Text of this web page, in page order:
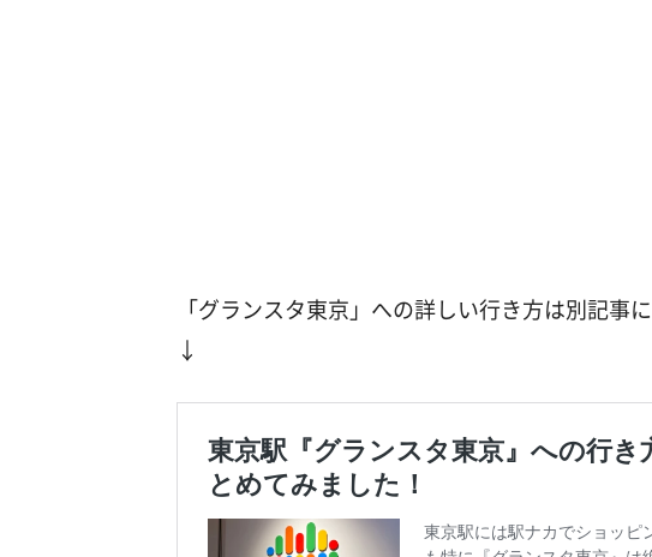
「グランスタ東京」への詳しい行き方は別記
↓